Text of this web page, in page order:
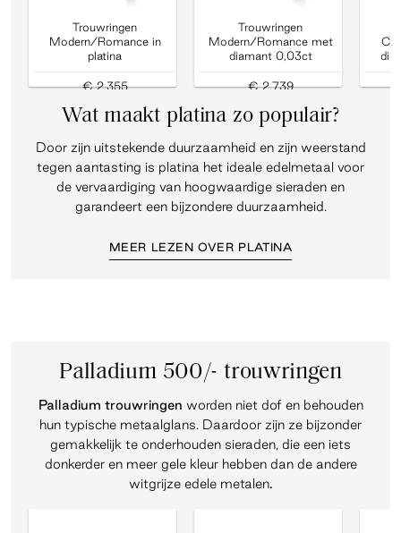
Trouwringen
Modern/Romance in
platina
€ 2.355
Trouwringen
Modern/Romance met
diamant 0,03ct
€ 2.739
Wat maakt platina zo populair?
Door zijn uitstekende duurzaamheid en zijn weerstand
tegen aantasting is platina het ideale edelmetaal voor
de vervaardiging van hoogwaardige sieraden en
garandeert een bijzondere duurzaamheid.
MEER LEZEN OVER PLATINA
Palladium 500/- trouwringen
Palladium trouwringen worden niet dof en behouden
hun typische metaalglans. Daardoor zijn ze bijzonder
gemakkelijk te onderhouden sieraden, die een iets
donkerder en meer gele kleur hebben dan de andere
witgrijze edele metalen.